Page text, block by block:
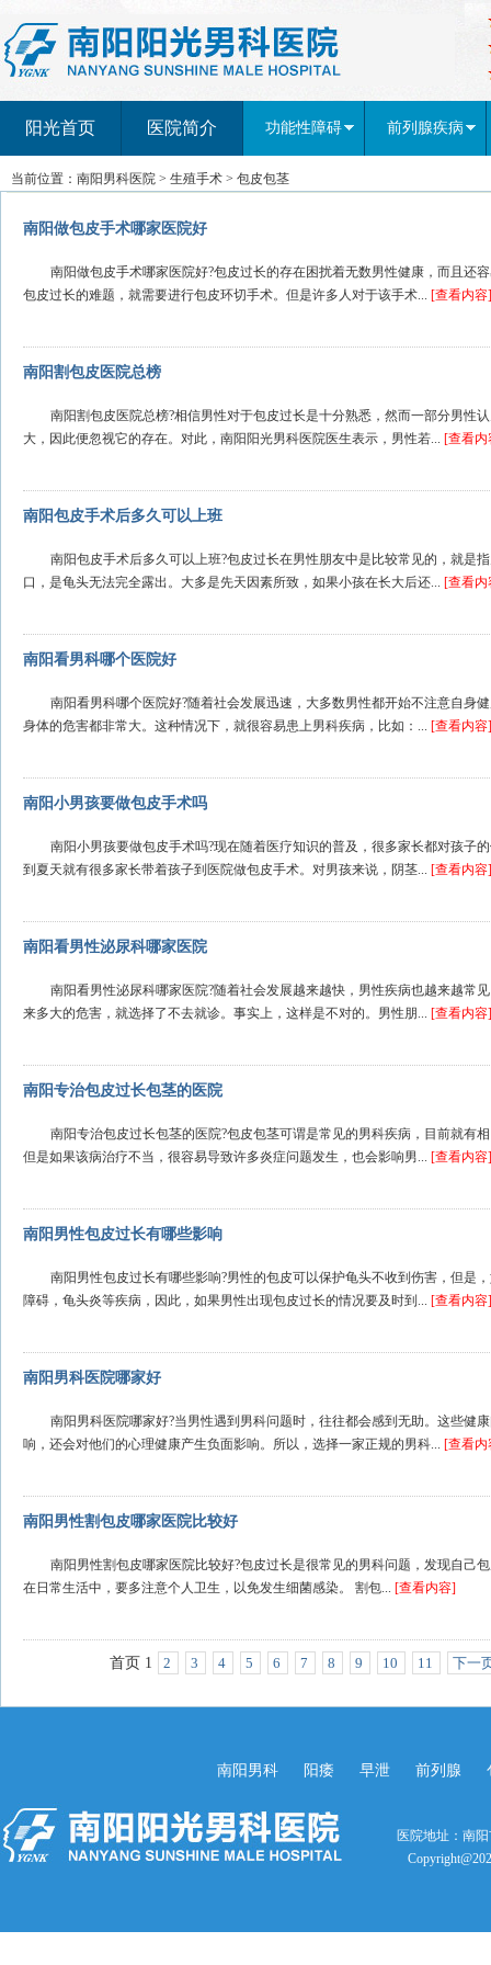
阳光首页 医院简介 功能性障碍 前列腺疾病
当前位置： 南阳男科医院 > 生殖手术 > 包皮包茎
南阳做包皮手术哪家医院好
南阳做包皮手术哪家医院好?包皮过长的存在困扰着无数男性健康，而且还
包皮过长的难题，就需要进行包皮环切手术。但是许多人对于该手术... [查看内容]
南阳割包皮医院总榜
南阳割包皮医院总榜?相信男性对于包皮过长是十分熟悉，然而一部分男性
大，因此便忽视它的存在。对此，南阳阳光男科医院医生表示，男性若... [查看内
南阳包皮手术后多久可以上班
南阳包皮手术后多久可以上班?包皮过长在男性朋友中是比较常见的，就是
口，是龟头无法完全露出。大多是先天因素所致，如果小孩在长大后还... [查看内
南阳看男科哪个医院好
南阳看男科哪个医院好?随着社会发展迅速，大多数男性都开始不注意自身
身体的危害都非常大。这种情况下，就很容易患上男科疾病，比如：... [查看内容]
南阳小男孩要做包皮手术吗
南阳小男孩要做包皮手术吗?现在随着医疗知识的普及，很多家长都对孩子
到夏天就有很多家长带着孩子到医院做包皮手术。对男孩来说，阴茎... [查看内容]
南阳看男性泌尿科哪家医院
南阳看男性泌尿科哪家医院?随着社会发展越来越快，男性疾病也越来越常
来多大的危害，就选择了不去就诊。事实上，这样是不对的。男性朋... [查看内容]
南阳专治包皮过长包茎的医院
南阳专治包皮过长包茎的医院?包皮包茎可谓是常见的男科疾病，目前就有
但是如果该病治疗不当，很容易导致许多炎症问题发生，也会影响男... [查看内容]
南阳男性包皮过长有哪些影响
南阳男性包皮过长有哪些影响?男性的包皮可以保护龟头不收到伤害，但是
障碍，龟头炎等疾病，因此，如果男性出现包皮过长的情况要及时到... [查看内容]
南阳男科医院哪家好
南阳男科医院哪家好?当男性遇到男科问题时，往往都会感到无助。这些健
响，还会对他们的心理健康产生负面影响。所以，选择一家正规的男科... [查看内
南阳男性割包皮哪家医院比较好
南阳男性割包皮哪家医院比较好?包皮过长是很常见的男科问题，发现自己
在日常生活中，要多注意个人卫生，以免发生细菌感染。 割包... [查看内容]
首页 1 2 3 4 5 6 7 8 9 10 11 下一
南阳男科 阳痿 早泄 前列腺
医院地址：南